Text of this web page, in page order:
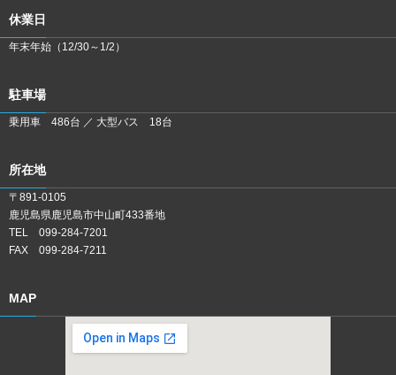
休業日
年末年始（12/30～1/2）
駐車場
乗用車 486台 ／ 大型バス 18台
所在地
〒891-0105
鹿児島県鹿児島市中山町433番地
TEL 099-284-7201
FAX 099-284-7211
MAP